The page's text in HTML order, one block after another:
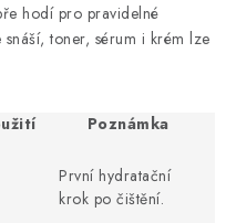
hodí pro pravidelné
toner, sérum i krém lze
Poznámka
První hydratační
krok po čištění.